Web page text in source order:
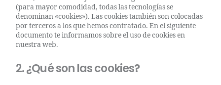
(para mayor comodidad, todas las tecnologías se
denominan «cookies»). Las cookies también son colocadas
por terceros a los que hemos contratado. En el siguiente
documento te informamos sobre el uso de cookies en
nuestra web.
2. ¿Qué son las cookies?